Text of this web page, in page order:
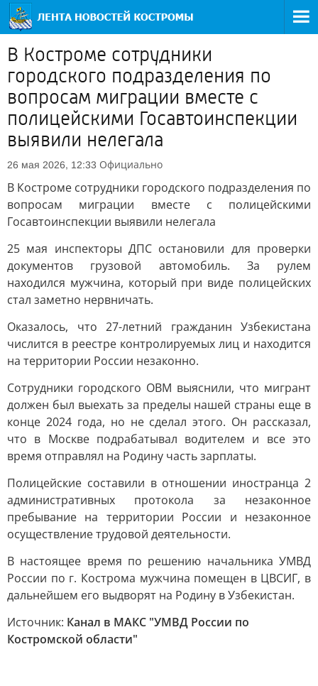
В Костроме сотрудники
городского подразделения по
вопросам миграции вместе с
полицейскими Госавтоинспекции
выявили нелегала
26 мая 2026, 12:33 Официально
В Костроме сотрудники городского подразделения по
вопросам миграции вместе с полицейскими
Госавтоинспекции выявили нелегала
25 мая инспекторы ДПС остановили для проверки
документов грузовой автомобиль. За рулем
находился мужчина, который при виде полицейских
стал заметно нервничать.
Оказалось, что 27-летний гражданин Узбекистана
числится в реестре контролируемых лиц и находится
на территории России незаконно.
Сотрудники городского ОВМ выяснили, что мигрант
должен был выехать за пределы нашей страны еще в
конце 2024 года, но не сделал этого. Он рассказал,
что в Москве подрабатывал водителем и все это
время отправлял на Родину часть зарплаты.
Полицейские составили в отношении иностранца 2
административных протокола за незаконное
пребывание на территории России и незаконное
осуществление трудовой деятельности.
В настоящее время по решению начальника УМВД
России по г. Кострома мужчина помещен в ЦВСИГ, в
дальнейшем его выдворят на Родину в Узбекистан.
Источник: Канал в МАКС "УМВД России по
Костромской области"